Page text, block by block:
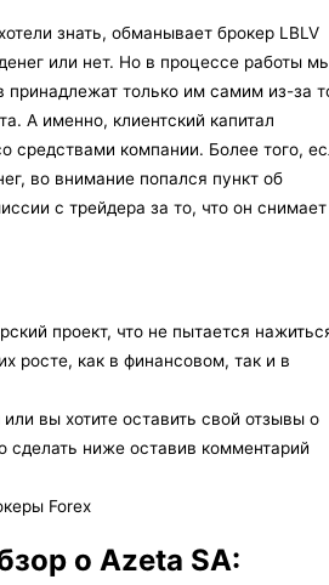
знать, обманывает брокер LBLV
или нет. Но в процессе работы
принадлежат только им самим из-за
А именно, клиентский капитал
средствами компании. Более того,
во внимание попался пункт об
с трейдера за то, что он снимает
проект, что не пытается
росте, как в финансовом, так и в
вы хотите оставить свой отзывы о
сделать ниже оставив комментарий
Forex
о Azeta SA: